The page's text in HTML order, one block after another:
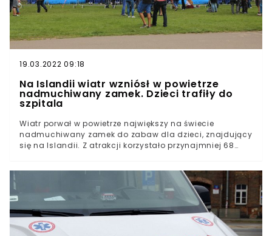
19.03.2022 09:18
Na Islandii wiatr wzniósł w powietrze
nadmuchiwany zamek. Dzieci trafiły do
szpitala
Wiatr porwał w powietrze największy na świecie
nadmuchiwany zamek do zabaw dla dzieci, znajdujący
się na Islandii. Z atrakcji korzystało przynajmniej 68
nigdy nie zdecydowałby się na otwarcie zamku.
Wypadek podczas dziecięcej zabawyDo zdarzenia
doszło w czwartek w Akureyri w północnej Islandii. W
mieście rozstawiony był największy na świecie
nadmuchiwany zamek o powierzchni 1600 m2. Atrakcja
przyciągnęła na miejsce setki rodziców i ich pociech. W